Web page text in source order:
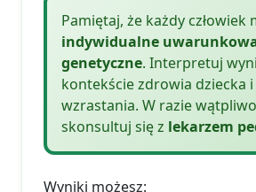
Pamiętaj, że każdy człowiek
indywidualne
genetyczne. Interpretuj
kontekście zdrowia dziecka
wzrastania. W razie
skonsultuj się z lekarzem
Wyniki możesz: